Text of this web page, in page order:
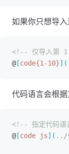
如果你只想导入
<!-- 仅导入第
@ [code{1-10}] (
代码语言会根
<!-- 指定代码
@ [code js] ( ../